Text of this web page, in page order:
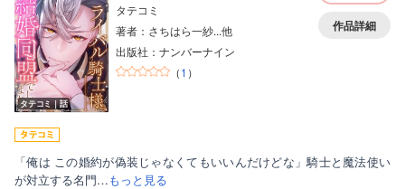
タテコミ｜話
タテコミ
著者：さちはら一紗...他
出版社：ナンバーナイン
（1 ）
作品詳細
「俺は この婚約が偽装じゃなくてもいいんだけどな」騎士と魔法使い
が対立する名門…もっと見る